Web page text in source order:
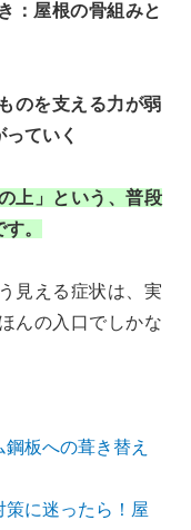
：屋根の骨組みと
のを支える力が弱
ていく
上」という、普段
。
見える症状は、実
んの入口でしかな
板への葺き替え
に迷ったら！屋